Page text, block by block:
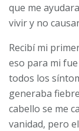
que me
vivir y no
Recibí mi
eso para mi
todos los
generaba
cabello se me
vanidad, pero